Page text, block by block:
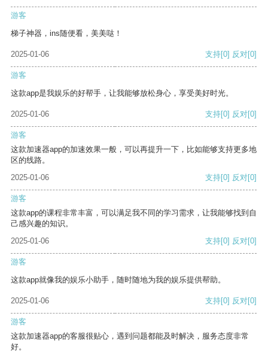
游客
梯子神器，ins随便看，美美哒！
2025-01-06 支持[0] 反对[0]
游客
这款app是我娱乐的好帮手，让我能够放松身心，享受美好时光。
2025-01-06 支持[0] 反对[0]
游客
这款加速器app的加速效果一般，可以再提升一下，比如能够支持更多地
区的线路。
2025-01-06
支持[0] 反对[0]
游客
这款app的课程非常丰富，可以满足我不同的学习需求，让我能够找到自
己感兴趣的知识。
2025-01-06
支持[0] 反对[0]
游客
这款app就像我的娱乐小助手，随时随地为我的娱乐提供帮助。
2025-01-06 支持[0] 反对[0]
游客
这款加速器app的客服很贴心，遇到问题都能及时解决，服务态度非常
好。